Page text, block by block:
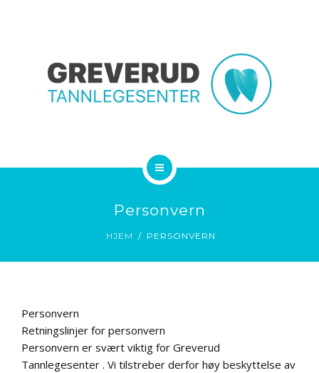
TIMEBESTILLING
TIMEBESTILLING
KONTAKT OSS
Personvern
HJEM PERSONVERN
Personvern
Retningslinjer for personvern
Personvern er svært viktig for Greverud
Tannlegesenter . Vi tilstreber derfor høy beskyttelse av